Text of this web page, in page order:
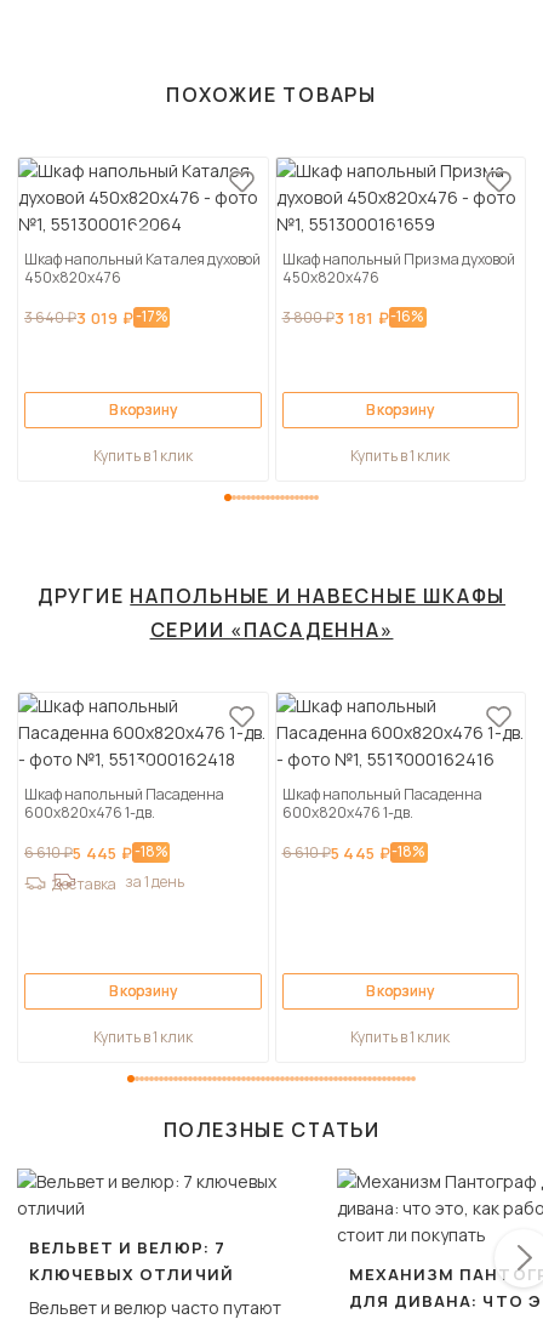
ПОХОЖИЕ ТОВАРЫ
Шкаф напольный Каталея духовой
450х820х476
3 640 ₽3 019 ₽-17%
В корзину
Купить в 1 клик
Шкаф напольный Призма духовой
450х820х476
3 800 ₽3 181 ₽-16%
В корзину
Купить в 1 клик
ДРУГИЕ НАПОЛЬНЫЕ И НАВЕСНЫЕ ШКАФЫ
СЕРИИ «ПАСАДЕННА»
Шкаф напольный Пасаденна
600х820х476 1-дв.
6 610 ₽5 445 ₽-18%
Доставка за 1 день
В корзину
Купить в 1 клик
Шкаф напольный Пасаденна
600х820х476 1-дв.
6 610 ₽5 445 ₽-18%
В корзину
Купить в 1 клик
ПОЛЕЗНЫЕ СТАТЬИ
ВЕЛЬВЕТ И ВЕЛЮР: 7
КЛЮЧЕВЫХ ОТЛИЧИЙ
Вельвет и велюр часто путают
МЕХАНИЗМ
ДЛЯ ДИВАНА: ЧТО